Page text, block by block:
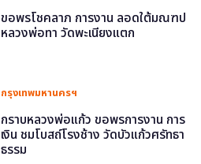
ขอพรโชคลาภ การงาน ลอดใต้มณฑป
หลวงพ่อทา วัดพะเนียงแตก
กรุงเทพมหานครฯ
กราบหลวงพ่อแก้ว ขอพรการงาน การ
เงิน ชมโบสถ์โรงช้าง วัดบัวแก้วศรัทธา
ธรรม